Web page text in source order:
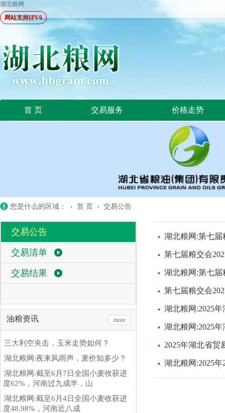
湖北粮网
网站支持IPV6
首 页 交易服务 价格走势
您是什么的区域： › 首 页 › 交易公告
交易公告
交易清单
交易结果
油粮资讯 more
三大利空夹击，玉米走势如何？
湖北粮网:夜来风雨声，麦价知多少？
湖北粮网:截至6月7日全国小麦收获进
度62%，河南过九成半，山
湖北粮网:截至6月4日全国小麦收获进
度48.98%，河南近八成
湖北粮网:第七届
第七届粮交会
湖北粮网:第七届
第七届粮交会
湖北粮网:2025
湖北粮网:2025
2025年湖北省贸
湖北粮网:2025